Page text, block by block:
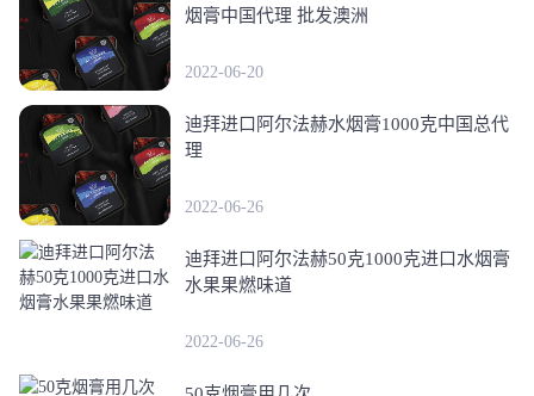
烟膏中国代理 批发澳洲
2022-06-20
迪拜进口阿尔法赫水烟膏1000克中国总代
理
2022-06-26
迪拜进口阿尔法赫50克1000克进口水烟膏
水果果燃味道
2022-06-26